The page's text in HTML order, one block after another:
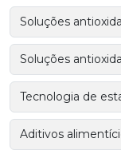
Soluções
Soluções
Tecnologia de
Aditivos